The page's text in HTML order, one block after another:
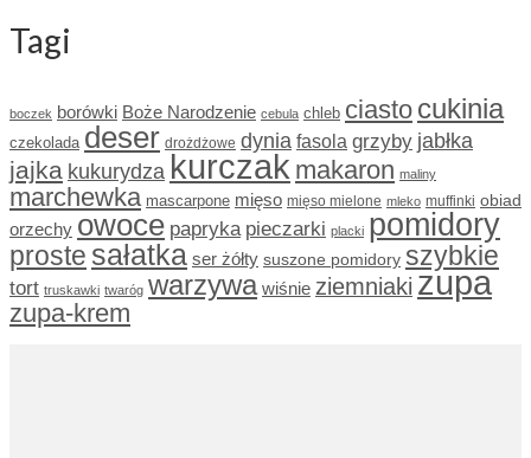
Tagi
boczek borówki Boże Narodzenie cebula chleb ciasto cukinia
czekolada deser drożdżowe dynia fasola grzyby jabłka
jajka kukurydza kurczak makaron maliny
marchewka mascarpone mięso mięso mielone mleko muffinki obiad
orzechy owoce papryka pieczarki placki pomidory
proste sałatka ser żółty suszone pomidory szybkie
tort truskawki twaróg warzywa wiśnie ziemniaki zupa
zupa-krem